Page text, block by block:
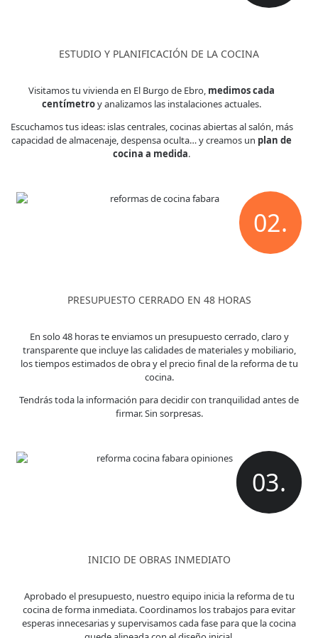
ESTUDIO Y PLANIFICACIÓN DE LA COCINA
Visitamos tu vivienda en El Burgo de Ebro, medimos cada
centímetroy analizamos las instalaciones actuales.
Escuchamos tus ideas: islas centrales, cocinas abiertas al salón, más
capacidad de almacenaje, despensa oculta… y creamos un plan de
cocina a medida.
02.
PRESUPUESTO CERRADO EN 48 HORAS
En solo 48 horas te enviamos un presupuesto cerrado, claro y
transparente que incluye las calidades de materiales y mobiliario,
los tiempos estimados de obra y el precio final de la reforma de tu
cocina.
Tendrás toda la información para decidir con tranquilidad antes de
firmar. Sin sorpresas.
03.
INICIO DE OBRAS INMEDIATO
Aprobado el presupuesto, nuestro equipo inicia la reforma de tu
cocina de forma inmediata. Coordinamos los trabajos para evitar
esperas innecesarias y supervisamos cada fase para que la cocina